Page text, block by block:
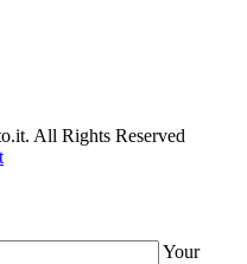
All Rights Reserved
Your